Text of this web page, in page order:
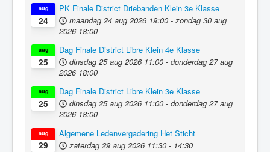
24
aug
PK Finale District Driebanden Klein 3e Klasse
maandag 24 aug 2026 19:00 - zondag 30 aug
2026 18:00
25
aug
Dag Finale District Libre Klein 4e Klasse
dinsdag 25 aug 2026 11:00 - donderdag 27 aug
2026 18:00
25
aug
Dag Finale District Libre Klein 3e Klasse
dinsdag 25 aug 2026 11:00 - donderdag 27 aug
2026 18:00
29
aug
Algemene Ledenvergadering Het Sticht
zaterdag 29 aug 2026 11:30 - 14:30